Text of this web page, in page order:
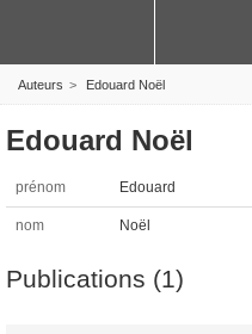
Auteurs Edouard Noël
Edouard Noël
prénom Edouard
nom Noël
Publications (1)